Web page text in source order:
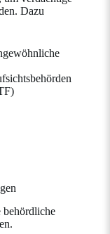
Dazu
behördliche